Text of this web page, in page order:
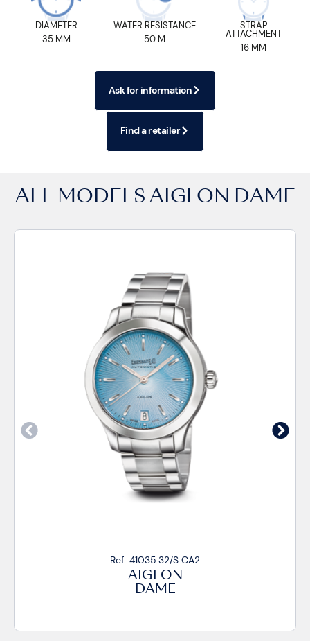
DIAMETER
35 MM
WATER RESISTANCE
50 M
STRAP
ATTACHMENT
16 MM
Ask for information
Find a retailer
ALL MODELS AIGLON DAME
Ref. 41035.32/S CA2
AIGLON
DAME